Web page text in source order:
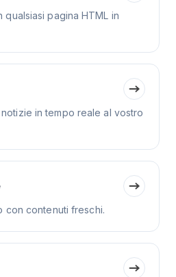
pagina HTML in
in tempo reale al vostro
con contenuti freschi.